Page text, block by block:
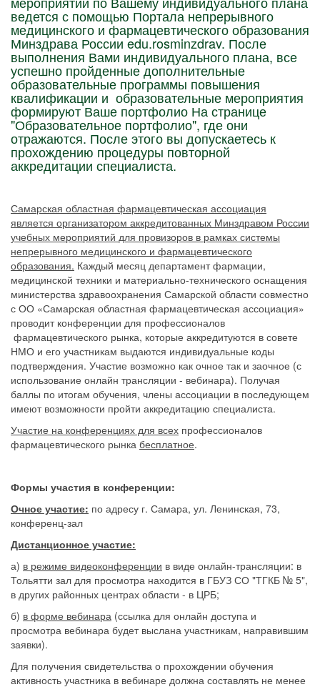
ведется с помощью Портала непрерывного
медицинского и фармацевтического образования
Минздрава России edu.rosminzdrav. После
выполнения Вами индивидуального плана, все
успешно пройденные дополнительные
образовательные программы повышения
квалификации и образовательные мероприятия
формируют Ваше портфолио На странице
"Образовательное портфолио", где они
отражаются. После этого вы допускаетесь к
прохождению процедуры повторной
аккредитации специалиста.
Самарская областная фармацевтическая ассоциация
является организатором аккредитованных Минздравом России
учебных мероприятий для провизоров в рамках системы
непрерывного медицинского и фармацевтического
образования. Каждый месяц департамент фармации,
медицинской техники и материально-технического оснащения
министерства здравоохранения Самарской области совместно
с ОО «Самарская областная фармацевтическая ассоциация»
проводит конференции для профессионалов
фармацевтического рынка, которые аккредитуются в совете
НМО и его участникам выдаются индивидуальные коды
подтверждения. Участие возможно как очное так и заочное (с
использование онлайн трансляции - вебинара). Получая
баллы по итогам обучения, члены ассоциации в последующем
имеют возможности пройти аккредитацию специалиста.
Участие на конференциях для всех профессионалов
фармацевтического рынка бесплатное.
Формы участия в конференции:
Очное участие: по адресу г. Самара, ул. Ленинская, 73,
конференц-зал
Дистанционное участие:
а) в режиме видеоконференции в виде онлайн-трансляции: в
Тольятти зал для просмотра находится в ГБУЗ СО "ТГКБ № 5",
в других районных центрах области - в ЦРБ;
б) в форме вебинара (ссылка для онлайн доступа и
просмотра вебинара будет выслана участникам, направившим
заявки).
Для получения свидетельства о прохождении обучения
активность участника в вебинаре должна составлять не менее